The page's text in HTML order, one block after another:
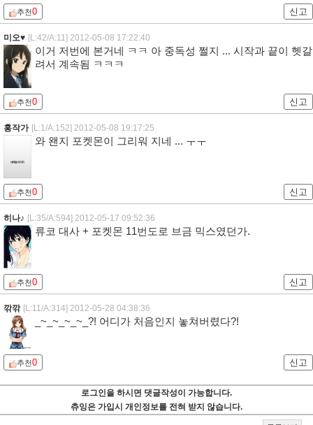
추천0 신고
미오♥ [L:42/A:11] 2012-05-08 17:22:40
이거 저번에 본거네 ㅋㅋ 아 중독성 쩔지 ... 시작과 끝이 헷갈
려서 계속됨 ㅋㅋㅋ
추천0 신고
홍작가 [L:1/A:152] 2012-05-08 19:17:25
와 왠지 포켓몬이 그리워 지네 ... ㅜㅜ
추천0 신고
히나♪ [L:35/A:594] 2012-05-17 09:52:36
류코 대사 + 포켓몬 11번도로 브금 믹스였던가.
추천0 신고
깎깎 [L:11/A:314] 2012-05-28 04:38:36
_~_~_~_~_?! 어디가 처음인지 놓쳐버렸다?!
추천0 신고
로그인을 하시면 댓글작성이 가능합니다.
츄잉은 가입시 개인정보를 전혀 받지 않습니다.